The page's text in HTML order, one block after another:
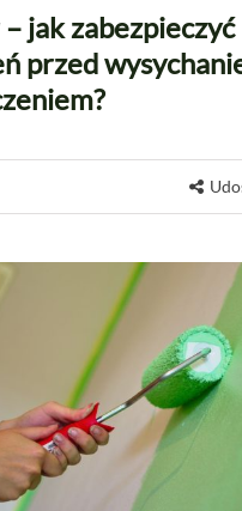
jak zabezpieczyć
przed